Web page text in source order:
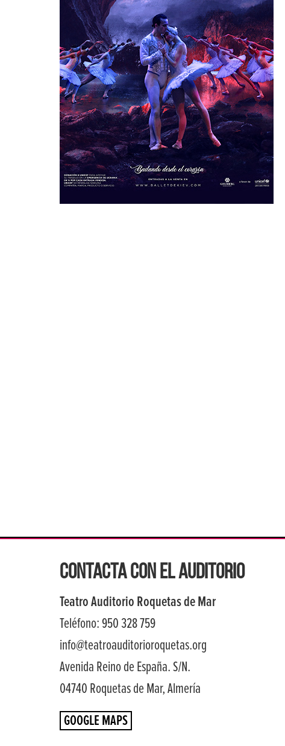
CONTACTA CON EL AUDITORIO
Teatro Auditorio Roquetas de Mar
Teléfono: 950 328 759
info@teatroauditorioroquetas.org
Avenida Reino de España. S/N.
04740 Roquetas de Mar, Almería
GOOGLE MAPS